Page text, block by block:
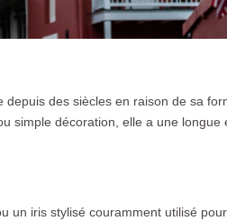
des siècles en raison de sa
simple décoration, elle a une longue
un iris stylisé couramment utilisé